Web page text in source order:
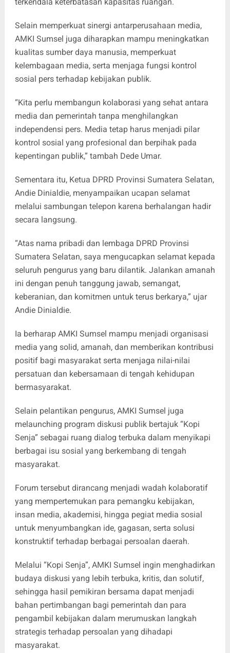
Selain memperkuat sinergi antarperusahaan media,
AMKI Sumsel juga diharapkan mampu meningkatkan
kualitas sumber daya manusia, memperkuat
kelembagaan media, serta menjaga fungsi kontrol
sosial pers terhadap kebijakan publik.
“Kita perlu membangun kolaborasi yang sehat antara
media dan pemerintah tanpa menghilangkan
independensi pers. Media tetap harus menjadi pilar
kontrol sosial yang profesional dan berpihak pada
kepentingan publik,” tambah Dede Umar.
Sementara itu, Ketua DPRD Provinsi Sumatera Selatan,
Andie Dinialdie, menyampaikan ucapan selamat
melalui sambungan telepon karena berhalangan hadir
secara langsung.
“Atas nama pribadi dan lembaga DPRD Provinsi
Sumatera Selatan, saya mengucapkan selamat kepada
seluruh pengurus yang baru dilantik. Jalankan amanah
ini dengan penuh tanggung jawab, semangat,
keberanian, dan komitmen untuk terus berkarya,” ujar
Andie Dinialdie.
Ia berharap AMKI Sumsel mampu menjadi organisasi
media yang solid, amanah, dan memberikan kontribusi
positif bagi masyarakat serta menjaga nilai-nilai
persatuan dan kebersamaan di tengah kehidupan
bermasyarakat.
Selain pelantikan pengurus, AMKI Sumsel juga
melaunching program diskusi publik bertajuk “Kopi
Senja” sebagai ruang dialog terbuka dalam menyikapi
berbagai isu sosial yang berkembang di tengah
masyarakat.
Forum tersebut dirancang menjadi wadah kolaboratif
yang mempertemukan para pemangku kebijakan,
insan media, akademisi, hingga pegiat media sosial
untuk menyumbangkan ide, gagasan, serta solusi
konstruktif terhadap berbagai persoalan daerah.
Melalui “Kopi Senja”, AMKI Sumsel ingin menghadirkan
budaya diskusi yang lebih terbuka, kritis, dan solutif,
sehingga hasil pemikiran bersama dapat menjadi
bahan pertimbangan bagi pemerintah dan para
pengambil kebijakan dalam merumuskan langkah
strategis terhadap persoalan yang dihadapi
masyarakat.